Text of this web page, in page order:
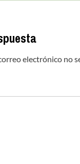
electrónico no